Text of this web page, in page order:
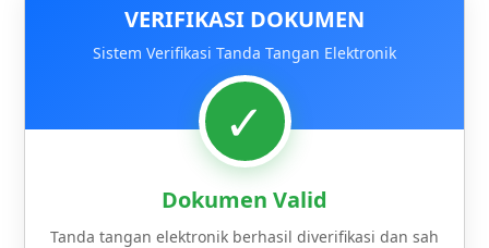
VERIFIKASI DOKUMEN
Sistem Verifikasi Tanda Tangan Elektronik
✓
Dokumen Valid
Tanda tangan elektronik berhasil diverifikasi dan sah